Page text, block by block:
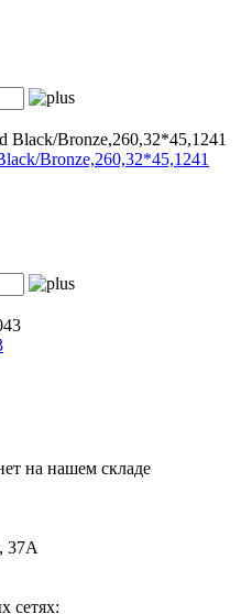
Bronze,260,32*45,1241
на нашем складе
37А
сетях: